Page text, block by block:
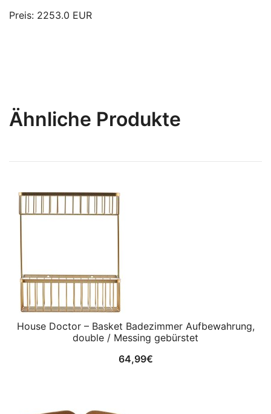
Preis: 2253.0 EUR
Ähnliche Produkte
House Doctor – Basket Badezimmer Aufbewahrung,
double / Messing gebürstet
64,99€